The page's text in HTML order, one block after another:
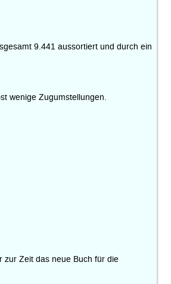
9.441 aussortiert und durch ein
wenige Zugumstellungen.
zur Zeit das neue Buch für die